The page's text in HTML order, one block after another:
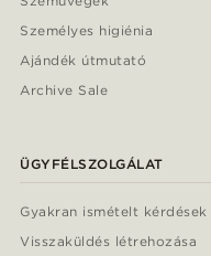
Személyes higiénia
Ajándék útmutató
Archive Sale
ÜGYFÉLSZOLGÁLAT
Gyakran ismételt kérdések
Visszaküldés létrehozása